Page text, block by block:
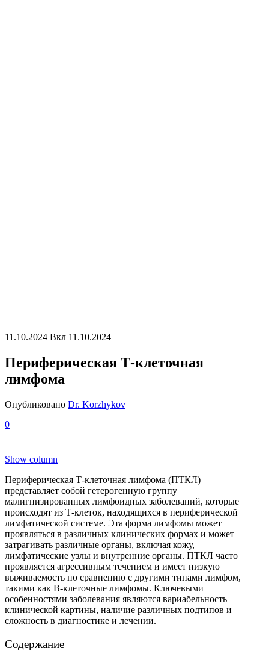
11.10.2024 Вкл 11.10.2024
Периферическая Т-клеточная
лимфома
Опубликовано Dr. Korzhykov
0
Show column
Периферическая Т-клеточная лимфома (ПТКЛ)
представляет собой гетерогенную группу
малигнизированных лимфоидных заболеваний, которые
происходят из Т-клеток, находящихся в периферической
лимфатической системе. Эта форма лимфомы может
проявляться в различных клинических формах и может
затрагивать различные органы, включая кожу,
лимфатические узлы и внутренние органы. ПТКЛ часто
проявляется агрессивным течением и имеет низкую
выживаемость по сравнению с другими типами лимфом,
такими как В-клеточные лимфомы. Ключевыми
особенностями заболевания являются вариабельность
клинической картины, наличие различных подтипов и
сложность в диагностике и лечении.
Содержание